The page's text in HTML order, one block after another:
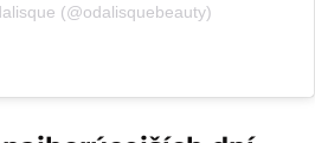
(@odalisquebeauty)